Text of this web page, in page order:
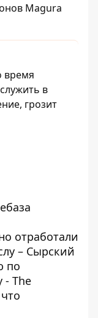
Magura
время
в
грозит
отработали
– Сырский
по
- The